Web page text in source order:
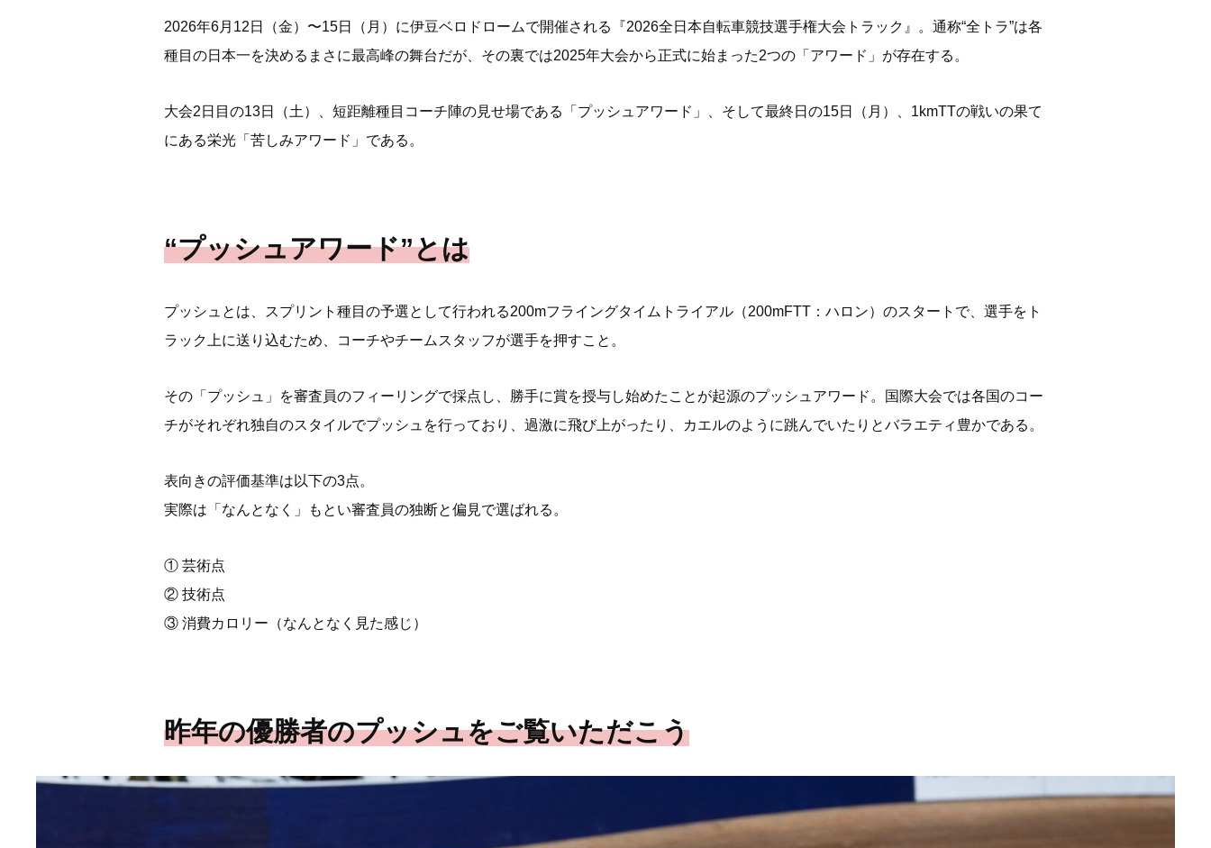
2026年6月12日（金）〜15日（月）に伊豆ベロドロームで開催される『2026全日本自転車競技選手権大会トラック』。通称“全トラ”は各
種目の日本一を決めるまさに最高峰の舞台だが、その裏では2025年大会から正式に始まった2つの「アワード」が存在する。
大会2日目の13日（土）、短距離種目コーチ陣の見せ場である「プッシュアワード」、そして最終日の15日（月）、1kmTTの戦いの果て
にある栄光「苦しみアワード」である。
“プッシュアワード”とは
プッシュとは、スプリント種目の予選として行われる200mフライングタイムトライアル（200mFTT：ハロン）のスタートで、選手をト
ラック上に送り込むため、コーチやチームスタッフが選手を押すこと。
その「プッシュ」を審査員のフィーリングで採点し、勝手に賞を授与し始めたことが起源のプッシュアワード。国際大会では各国のコー
チがそれぞれ独自のスタイルでプッシュを行っており、過激に飛び上がったり、カエルのように跳んでいたりとバラエティ豊かである。
表向きの評価基準は以下の3点。
実際は「なんとなく」もとい審査員の独断と偏見で選ばれる。
① 芸術点
② 技術点
③ 消費カロリー（なんとなく見た感じ）
昨年の優勝者のプッシュをご覧いただこう